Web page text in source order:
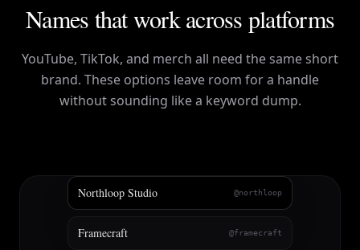
Names that work across platforms
YouTube, TikTok, and merch all need the same short
brand. These options leave room for a handle
without sounding like a keyword dump.
Northloop Studio @northloop
Framecraft @framecraft